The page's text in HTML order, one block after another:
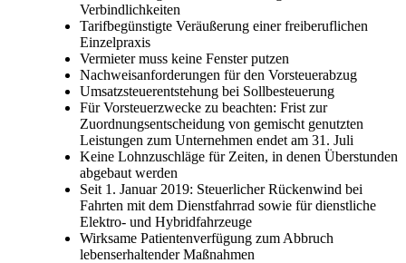
Verbindlichkeiten
Tarifbegünstigte Veräußerung einer freiberuflichen
Einzelpraxis
Vermieter muss keine Fenster putzen
Nachweisanforderungen für den Vorsteuerabzug
Umsatzsteuerentstehung bei Sollbesteuerung
Für Vorsteuerzwecke zu beachten: Frist zur
Zuordnungsentscheidung von gemischt genutzten
Leistungen zum Unternehmen endet am 31. Juli
Keine Lohnzuschläge für Zeiten, in denen Überstunden
abgebaut werden
Seit 1. Januar 2019: Steuerlicher Rückenwind bei
Fahrten mit dem Dienstfahrrad sowie für dienstliche
Elektro- und Hybridfahrzeuge
Wirksame Patientenverfügung zum Abbruch
lebenserhaltender Maßnahmen